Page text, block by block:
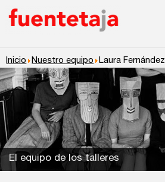
Inicio Nuestro equipo Laura Fernández
El equipo de los talleres